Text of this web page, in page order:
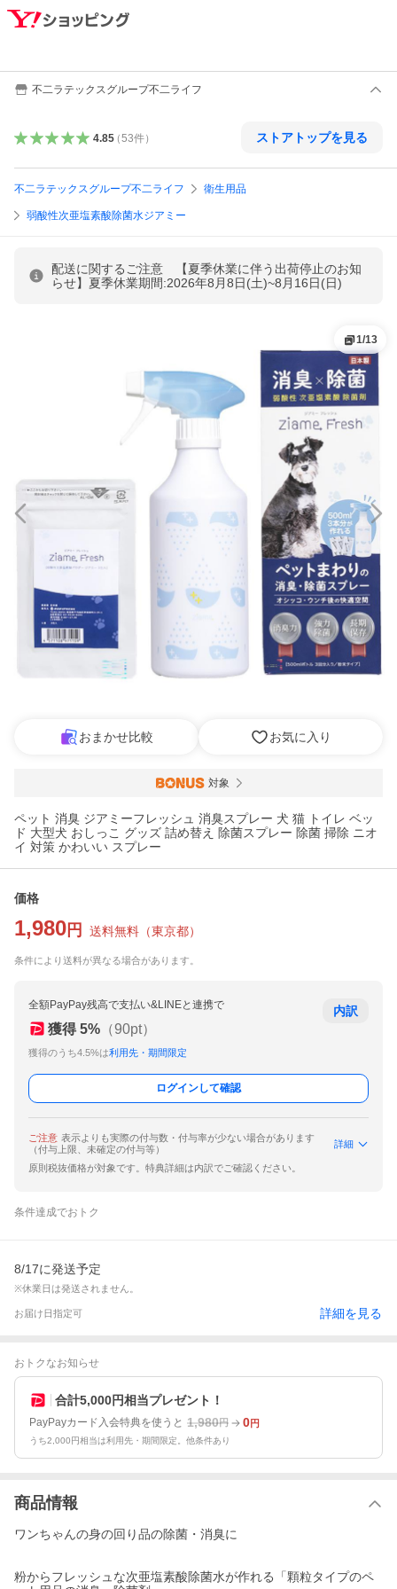
不二ラテックスグループ不二ライフ
4.85（53件） ストアトップを見る
不二ラテックスグループ不二ライフ 衛生用品
弱酸性次亜塩素酸除菌水ジアミー
配送に関するご注意 【夏季休業に伴う出荷停止のお知
らせ】夏季休業期間:2026年8月8日(土)~8月16日(日)
1/13
おまかせ比較 お気に入り
対象
ペット 消臭 ジアミーフレッシュ 消臭スプレー 犬 猫 トイレ ベッ
ド 大型犬 おしっこ グッズ 詰め替え 除菌スプレー 除菌 掃除 ニオ
イ 対策 かわいい スプレー
価格
1,980 円 送料無料 （東京都）
条件により送料が異なる場合があります。
全額PayPay残高で支払い&LINEと連携で
獲得 5% （90pt）
獲得のうち4.5%は利用先・期間限定
内訳
ログインして確認
ご注意 表示よりも実際の付与数・付与率が少ない場合があります
（付与上限、未確定の付与等）
詳細
原則税抜価格が対象です。特典詳細は内訳でご確認ください。
条件達成でおトク
8/17に発送予定
※休業日は発送されません。
お届け日指定可 詳細を見る
おトクなお知らせ
合計5,000円相当プレゼント！
PayPayカード入会特典を使うと 1,980円 0円
うち2,000円相当は利用先・期間限定。他条件あり
商品情報
ワンちゃんの身の回り品の除菌・消臭に
粉からフレッシュな次亜塩素酸除菌水が作れる「顆粒タイプのペ